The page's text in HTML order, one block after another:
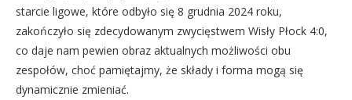
starcie ligowe, które odbyło się 8 grudnia 2024 roku,
zakończyło się zdecydowanym zwycięstwem Wisły Płock 4:0,
co daje nam pewien obraz aktualnych możliwości obu
zespołów, choć pamiętajmy, że składy i forma mogą się
dynamicznie zmieniać.